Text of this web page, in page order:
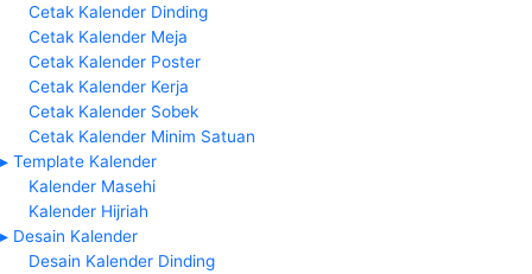
Cetak Kalender Dinding
Cetak Kalender Meja
Cetak Kalender Poster
Cetak Kalender Kerja
Cetak Kalender Sobek
Cetak Kalender Minim Satuan
▸ Template Kalender
Kalender Masehi
Kalender Hijriah
▸ Desain Kalender
Desain Kalender Dinding